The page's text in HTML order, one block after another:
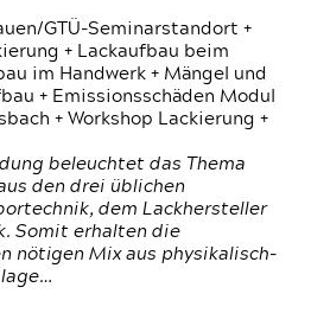
GTÜ-Seminarstandort +
+ Lackaufbau beim
im Handwerk + Mängel und
+ Emissionsschäden Modul
+ Workshop Lackierung +
beleuchtet das Thema
den drei üblichen
dem Lackhersteller
Somit erhalten die
nötigen Mix aus physikalisch-